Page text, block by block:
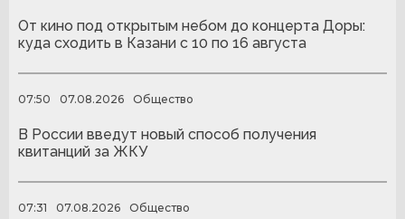
От кино под открытым небом до концерта Доры:
куда сходить в Казани с 10 по 16 августа
07:50 07.08.2026 Общество
В России введут новый способ получения
квитанций за ЖКУ
07:31 07.08.2026 Общество